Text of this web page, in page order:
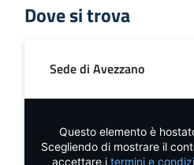
Dove si trova
Sede di Avezzano
Questo elemento è
Scegliendo di mostrare il
accettare i termini e